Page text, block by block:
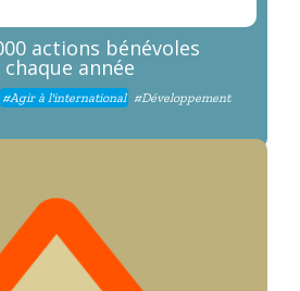
actions bénévoles
année
#Agir à l'international #Développement